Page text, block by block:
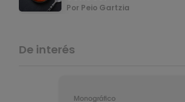
Por Peio Gartzia
De interés